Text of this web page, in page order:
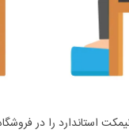
استاندارد را در